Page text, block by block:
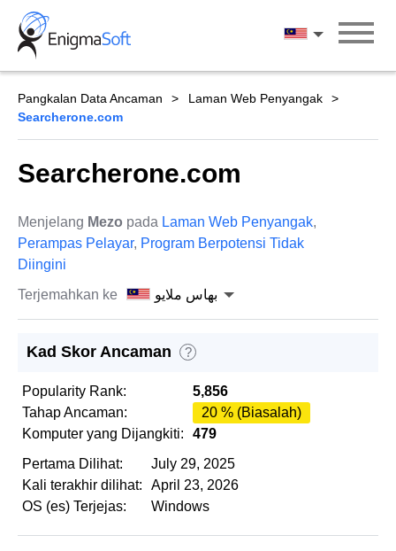
Skip
content
بهاس ملايو
Pangkalan Data Ancaman
Laman Web Penyangak
Searcherone.com
Searcherone.com
Menjelang Mezo pada Laman Web Penyangak,
Perampas Pelayar, Program Berpotensi Tidak
Diingini
Terjemahkan ke
بهاس ملايو
Kad Skor Ancaman ?
Popularity Rank:
5,856
Tahap Ancaman:
20 % (Biasalah)
Komputer yang Dijangkiti:
479
Pertama Dilihat:
July 29, 2025
Kali terakhir dilihat:
April 23, 2026
OS (es) Terjejas:
Windows